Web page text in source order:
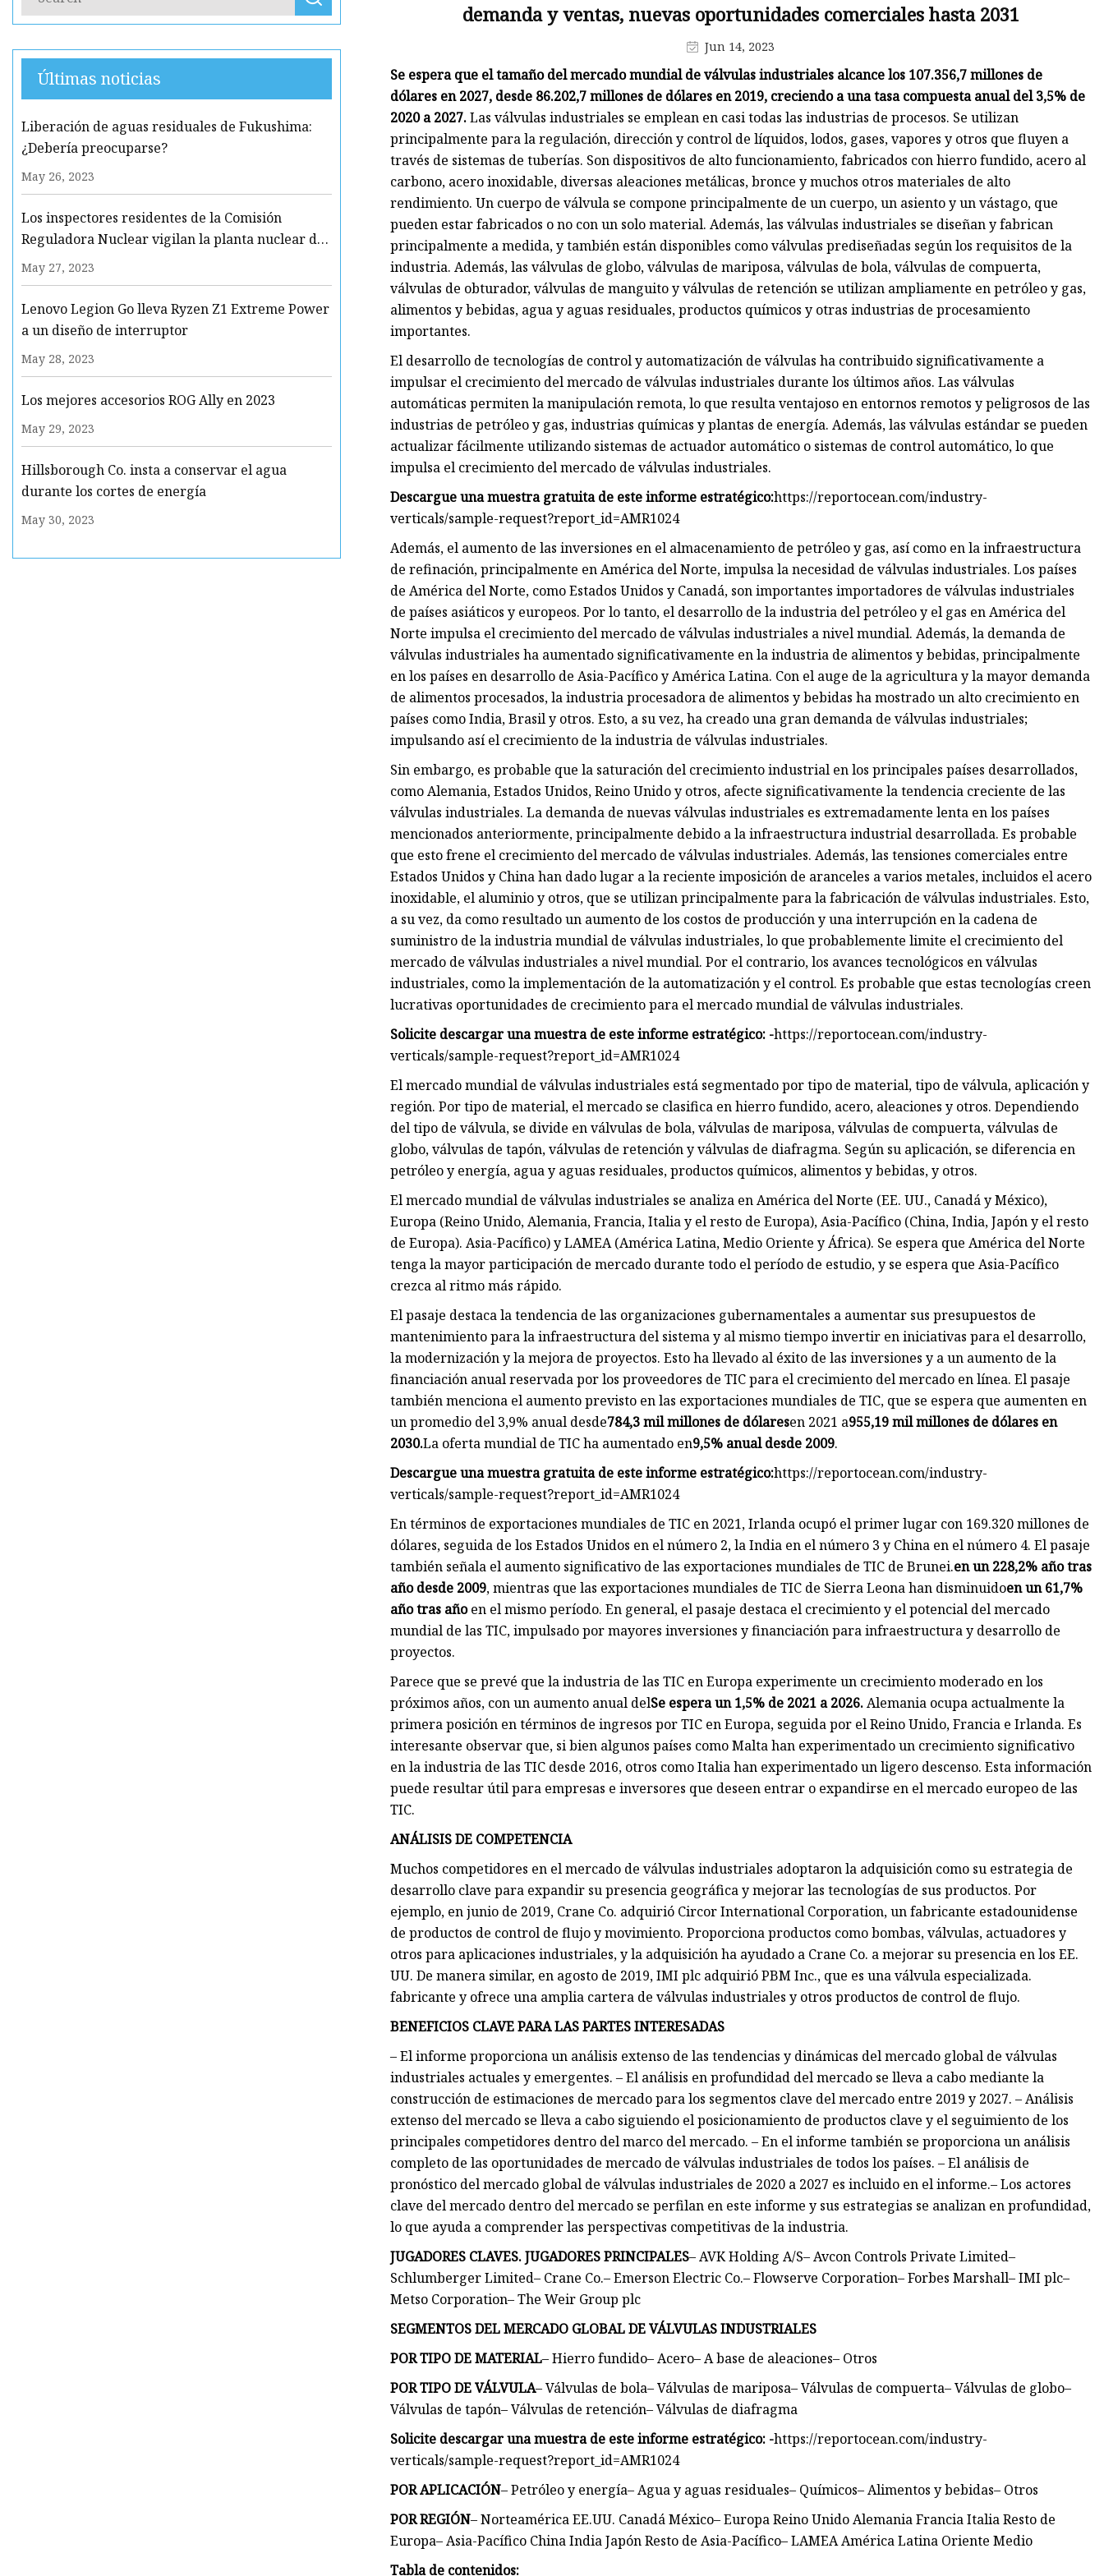
Fundición de disco de válvula de
Fundición del cuerpo de la
válvula de compuerta
Últimas noticias
Liberación de aguas residuales de Fukushima:
¿Debería preocuparse?
May 26, 2023
Los inspectores residentes de la Comisión
Reguladora Nuclear vigilan la planta nuclear de
Clinton
May 27, 2023
Lenovo Legion Go lleva Ryzen Z1 Extreme Power
a un diseño de interruptor
May 28, 2023
Los mejores accesorios ROG Ally en 2023
May 29, 2023
Hillsborough Co. insta a conservar el agua
durante los cortes de energía
May 30, 2023
demanda y ventas, nuevas oportunidades comerciales hasta 2031
Jun 14, 2023
Se espera que el tamaño del mercado mundial de válvulas industriales alcance los 107.356,7 millones de
dólares en 2027, desde 86.202,7 millones de dólares en 2019, creciendo a una tasa compuesta anual del 3,5% de
2020 a 2027.Las válvulas industriales se emplean en casi todas las industrias de procesos. Se utilizan
principalmente para la regulación, dirección y control de líquidos, lodos, gases, vapores y otros que fluyen a
través de sistemas de tuberías. Son dispositivos de alto funcionamiento, fabricados con hierro fundido, acero al
carbono, acero inoxidable, diversas aleaciones metálicas, bronce y muchos otros materiales de alto
rendimiento. Un cuerpo de válvula se compone principalmente de un cuerpo, un asiento y un vástago, que
pueden estar fabricados o no con un solo material. Además, las válvulas industriales se diseñan y fabrican
principalmente a medida, y también están disponibles como válvulas prediseñadas según los requisitos de la
industria. Además, las válvulas de globo, válvulas de mariposa, válvulas de bola, válvulas de compuerta,
válvulas de obturador, válvulas de manguito y válvulas de retención se utilizan ampliamente en petróleo y gas,
alimentos y bebidas, agua y aguas residuales, productos químicos y otras industrias de procesamiento
importantes.
El desarrollo de tecnologías de control y automatización de válvulas ha contribuido significativamente a
impulsar el crecimiento del mercado de válvulas industriales durante los últimos años. Las válvulas
automáticas permiten la manipulación remota, lo que resulta ventajoso en entornos remotos y peligrosos de las
industrias de petróleo y gas, industrias químicas y plantas de energía. Además, las válvulas estándar se pueden
actualizar fácilmente utilizando sistemas de actuador automático o sistemas de control automático, lo que
impulsa el crecimiento del mercado de válvulas industriales.
Descargue una muestra gratuita de este informe estratégico:https://reportocean.com/industry-
verticals/sample-request?report_id=AMR1024
Además, el aumento de las inversiones en el almacenamiento de petróleo y gas, así como en la infraestructura
de refinación, principalmente en América del Norte, impulsa la necesidad de válvulas industriales. Los países
de América del Norte, como Estados Unidos y Canadá, son importantes importadores de válvulas industriales
de países asiáticos y europeos. Por lo tanto, el desarrollo de la industria del petróleo y el gas en América del
Norte impulsa el crecimiento del mercado de válvulas industriales a nivel mundial. Además, la demanda de
válvulas industriales ha aumentado significativamente en la industria de alimentos y bebidas, principalmente
en los países en desarrollo de Asia-Pacífico y América Latina. Con el auge de la agricultura y la mayor demanda
de alimentos procesados, la industria procesadora de alimentos y bebidas ha mostrado un alto crecimiento en
países como India, Brasil y otros. Esto, a su vez, ha creado una gran demanda de válvulas industriales;
impulsando así el crecimiento de la industria de válvulas industriales.
Sin embargo, es probable que la saturación del crecimiento industrial en los principales países desarrollados,
como Alemania, Estados Unidos, Reino Unido y otros, afecte significativamente la tendencia creciente de las
válvulas industriales. La demanda de nuevas válvulas industriales es extremadamente lenta en los países
mencionados anteriormente, principalmente debido a la infraestructura industrial desarrollada. Es probable
que esto frene el crecimiento del mercado de válvulas industriales. Además, las tensiones comerciales entre
Estados Unidos y China han dado lugar a la reciente imposición de aranceles a varios metales, incluidos el acero
inoxidable, el aluminio y otros, que se utilizan principalmente para la fabricación de válvulas industriales. Esto,
a su vez, da como resultado un aumento de los costos de producción y una interrupción en la cadena de
suministro de la industria mundial de válvulas industriales, lo que probablemente limite el crecimiento del
mercado de válvulas industriales a nivel mundial. Por el contrario, los avances tecnológicos en válvulas
industriales, como la implementación de la automatización y el control. Es probable que estas tecnologías creen
lucrativas oportunidades de crecimiento para el mercado mundial de válvulas industriales.
Solicite descargar una muestra de este informe estratégico: -https://reportocean.com/industry-
verticals/sample-request?report_id=AMR1024
El mercado mundial de válvulas industriales está segmentado por tipo de material, tipo de válvula, aplicación y
región. Por tipo de material, el mercado se clasifica en hierro fundido, acero, aleaciones y otros. Dependiendo
del tipo de válvula, se divide en válvulas de bola, válvulas de mariposa, válvulas de compuerta, válvulas de
globo, válvulas de tapón, válvulas de retención y válvulas de diafragma. Según su aplicación, se diferencia en
petróleo y energía, agua y aguas residuales, productos químicos, alimentos y bebidas, y otros.
El mercado mundial de válvulas industriales se analiza en América del Norte (EE. UU., Canadá y México),
Europa (Reino Unido, Alemania, Francia, Italia y el resto de Europa), Asia-Pacífico (China, India, Japón y el resto
de Europa). Asia-Pacífico) y LAMEA (América Latina, Medio Oriente y África). Se espera que América del Norte
tenga la mayor participación de mercado durante todo el período de estudio, y se espera que Asia-Pacífico
crezca al ritmo más rápido.
El pasaje destaca la tendencia de las organizaciones gubernamentales a aumentar sus presupuestos de
mantenimiento para la infraestructura del sistema y al mismo tiempo invertir en iniciativas para el desarrollo,
la modernización y la mejora de proyectos. Esto ha llevado al éxito de las inversiones y a un aumento de la
financiación anual reservada por los proveedores de TIC para el crecimiento del mercado en línea. El pasaje
también menciona el aumento previsto en las exportaciones mundiales de TIC, que se espera que aumenten en
un promedio del 3,9% anual desde784,3 mil millones de dólaresen 2021 a955,19 mil millones de dólares en
2030.La oferta mundial de TIC ha aumentado en9,5% anual desde 2009.
Descargue una muestra gratuita de este informe estratégico:https://reportocean.com/industry-
verticals/sample-request?report_id=AMR1024
En términos de exportaciones mundiales de TIC en 2021, Irlanda ocupó el primer lugar con 169.320 millones de
dólares, seguida de los Estados Unidos en el número 2, la India en el número 3 y China en el número 4. El pasaje
también señala el aumento significativo de las exportaciones mundiales de TIC de Brunei.en un 228,2% año tras
año desde 2009, mientras que las exportaciones mundiales de TIC de Sierra Leona han disminuidoen un 61,7%
año tras añoen el mismo período. En general, el pasaje destaca el crecimiento y el potencial del mercado
mundial de las TIC, impulsado por mayores inversiones y financiación para infraestructura y desarrollo de
proyectos.
Parece que se prevé que la industria de las TIC en Europa experimente un crecimiento moderado en los
próximos años, con un aumento anual delSe espera un 1,5% de 2021 a 2026.Alemania ocupa actualmente la
primera posición en términos de ingresos por TIC en Europa, seguida por el Reino Unido, Francia e Irlanda. Es
interesante observar que, si bien algunos países como Malta han experimentado un crecimiento significativo
en la industria de las TIC desde 2016, otros como Italia han experimentado un ligero descenso. Esta información
puede resultar útil para empresas e inversores que deseen entrar o expandirse en el mercado europeo de las
TIC.
ANÁLISIS DE COMPETENCIA
Muchos competidores en el mercado de válvulas industriales adoptaron la adquisición como su estrategia de
desarrollo clave para expandir su presencia geográfica y mejorar las tecnologías de sus productos. Por
ejemplo, en junio de 2019, Crane Co. adquirió Circor International Corporation, un fabricante estadounidense
de productos de control de flujo y movimiento. Proporciona productos como bombas, válvulas, actuadores y
otros para aplicaciones industriales, y la adquisición ha ayudado a Crane Co. a mejorar su presencia en los EE.
UU. De manera similar, en agosto de 2019, IMI plc adquirió PBM Inc., que es una válvula especializada.
fabricante y ofrece una amplia cartera de válvulas industriales y otros productos de control de flujo.
BENEFICIOS CLAVE PARA LAS PARTES INTERESADAS
– El informe proporciona un análisis extenso de las tendencias y dinámicas del mercado global de válvulas
industriales actuales y emergentes. – El análisis en profundidad del mercado se lleva a cabo mediante la
construcción de estimaciones de mercado para los segmentos clave del mercado entre 2019 y 2027. – Análisis
extenso del mercado se lleva a cabo siguiendo el posicionamiento de productos clave y el seguimiento de los
principales competidores dentro del marco del mercado. – En el informe también se proporciona un análisis
completo de las oportunidades de mercado de válvulas industriales de todos los países. – El análisis de
pronóstico del mercado global de válvulas industriales de 2020 a 2027 es incluido en el informe.– Los actores
clave del mercado dentro del mercado se perfilan en este informe y sus estrategias se analizan en profundidad,
lo que ayuda a comprender las perspectivas competitivas de la industria.
JUGADORES CLAVES. JUGADORES PRINCIPALES– AVK Holding A/S– Avcon Controls Private Limited–
Schlumberger Limited– Crane Co.– Emerson Electric Co.– Flowserve Corporation– Forbes Marshall– IMI plc–
Metso Corporation– The Weir Group plc
SEGMENTOS DEL MERCADO GLOBAL DE VÁLVULAS INDUSTRIALES
POR TIPO DE MATERIAL– Hierro fundido– Acero– A base de aleaciones– Otros
POR TIPO DE VÁLVULA– Válvulas de bola– Válvulas de mariposa– Válvulas de compuerta– Válvulas de globo–
Válvulas de tapón– Válvulas de retención– Válvulas de diafragma
Solicite descargar una muestra de este informe estratégico: -https://reportocean.com/industry-
verticals/sample-request?report_id=AMR1024
POR APLICACIÓN– Petróleo y energía– Agua y aguas residuales– Químicos– Alimentos y bebidas– Otros
POR REGIÓN– Norteamérica EE.UU. Canadá México– Europa Reino Unido Alemania Francia Italia Resto de
Europa– Asia-Pacífico China India Japón Resto de Asia-Pacífico– LAMEA América Latina Oriente Medio
Tabla de contenidos: